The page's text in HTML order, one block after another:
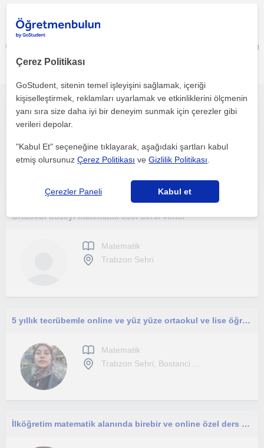
Trabzon sehri, Bektas (Trabzon), Bengisu (Trabzon), Besirli,
Çamoba (Trabzon), Çukurçayir (Trabzon), Degirmen, Soguksu
(Trabzon), Toklu (Trabzon) bölgesinde ilginizi çekebilecek
Matematik
Trabzon Sehri
Ortaokul düzeyi matematik özel dersi verilir
Matematik
Trabzon Sehri
5 yıllık tecrübemle online ve yüz yüze ortaokul ve lise öğrencilerine özel dersler veriyorum
Matematik
Trabzon Sehri, Bostanci ...
İlköğretim matematik alanında birebir ve online özel ders veriyorum. İlköğretim seviyesindeki öğrencilere yardımcı oluyorum.
Çerez Politikası
GoStudent, sitenin temel işleyişini sağlamak, içeriği
kişiselleştirmek, reklamları uyarlamak ve etkinliklerini ölçmenin
yanı sıra size daha iyi bir deneyim sunmak için çerezler gibi
verileri depolar.
"Kabul Et" seçeneğine tıklayarak, aşağıdaki şartları kabul
etmiş olursunuzÇerez Politikası veGizlilik Politikası
Çerezler Paneli Kabul et